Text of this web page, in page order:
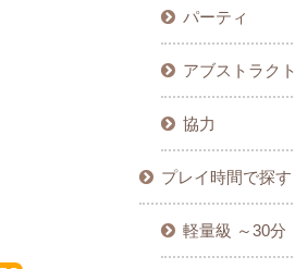
パーティ
アブストラクト
協力
プレイ時間で探す
軽量級 ～30分